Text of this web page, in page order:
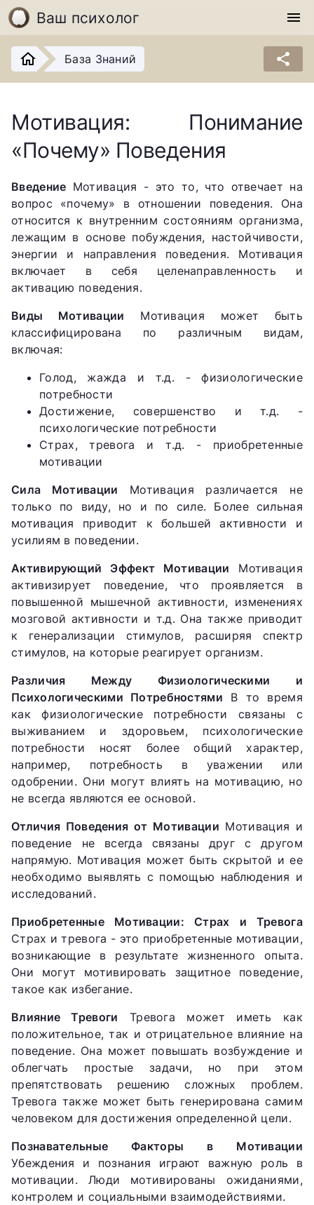
Ваш психолог menu
База Знаний share
Мотивация: Понимание
«Почему» Поведения
Введение Мотивация - это то, что отвечает на
вопрос «почему» в отношении поведения. Она
относится к внутренним состояниям организма,
лежащим в основе побуждения, настойчивости,
энергии и направления поведения. Мотивация
включает в себя целенаправленность и
активацию поведения.
Виды Мотивации Мотивация может быть
классифицирована по различным видам,
включая:
Голод, жажда и т.д. - физиологические
потребности
Достижение, совершенство и т.д. -
психологические потребности
Страх, тревога и т.д. - приобретенные
мотивации
Сила Мотивации Мотивация различается не
только по виду, но и по силе. Более сильная
мотивация приводит к большей активности и
усилиям в поведении.
Активирующий Эффект Мотивации Мотивация
активизирует поведение, что проявляется в
повышенной мышечной активности, изменениях
мозговой активности и т.д. Она также приводит
к генерализации стимулов, расширяя спектр
стимулов, на которые реагирует организм.
Различия Между Физиологическими и
Психологическими Потребностями В то время
как физиологические потребности связаны с
выживанием и здоровьем, психологические
потребности носят более общий характер,
например, потребность в уважении или
одобрении. Они могут влиять на мотивацию, но
не всегда являются ее основой.
Отличия Поведения от Мотивации Мотивация и
поведение не всегда связаны друг с другом
напрямую. Мотивация может быть скрытой и ее
необходимо выявлять с помощью наблюдения и
исследований.
Приобретенные Мотивации: Страх и Тревога
Страх и тревога - это приобретенные мотивации,
возникающие в результате жизненного опыта.
Они могут мотивировать защитное поведение,
такое как избегание.
Влияние Тревоги Тревога может иметь как
положительное, так и отрицательное влияние на
поведение. Она может повышать возбуждение и
облегчать простые задачи, но при этом
препятствовать решению сложных проблем.
Тревога также может быть генерирована самим
человеком для достижения определенной цели.
Познавательные Факторы в Мотивации
Убеждения и познания играют важную роль в
мотивации. Люди мотивированы ожиданиями,
контролем и социальными взаимодействиями.